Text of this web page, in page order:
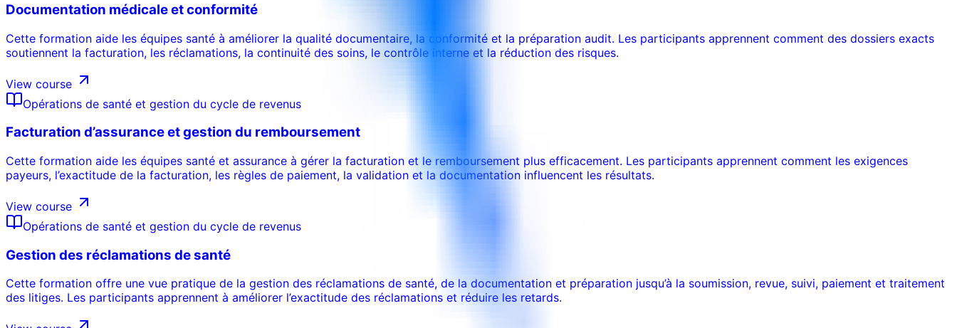
Documentation médicale et conformité
Cette formation aide les équipes santé à améliorer la qualité documentaire, la conformité et la préparation audit. Les participants apprennent comment des dossiers exacts
soutiennent la facturation, les réclamations, la continuité des soins, le contrôle interne et la réduction des risques.
View course
Opérations de santé et gestion du cycle de revenus
Facturation d’assurance et gestion du remboursement
Cette formation aide les équipes santé et assurance à gérer la facturation et le remboursement plus efficacement. Les participants apprennent comment les exigences
payeurs, l’exactitude de la facturation, les règles de paiement, la validation et la documentation influencent les résultats.
View course
Opérations de santé et gestion du cycle de revenus
Gestion des réclamations de santé
Cette formation offre une vue pratique de la gestion des réclamations de santé, de la documentation et préparation jusqu’à la soumission, revue, suivi, paiement et traitement
des litiges. Les participants apprennent à améliorer l’exactitude des réclamations et réduire les retards.